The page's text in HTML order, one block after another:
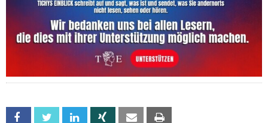
Facebook Twitter Linkedin Xing Email